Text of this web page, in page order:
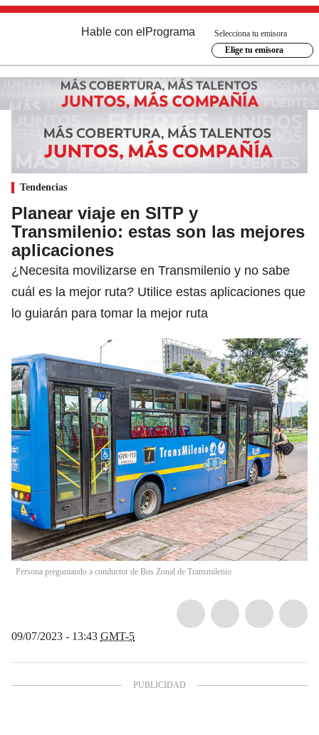
Hable con el Programa
Selecciona tu emisora
Elige tu emisora
Tendencias
Planear viaje en SITP y
Transmilenio: estas son las mejores
aplicaciones
¿Necesita movilizarse en Transmilenio y no sabe
cuál es la mejor ruta? Utilice estas aplicaciones que
lo guiarán para tomar la mejor ruta
Persona preguntando a conductor de Bus Zonal de Transmilenio
09/07/2023 - 13:43 GMT-5